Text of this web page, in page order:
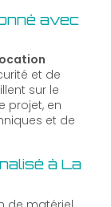
avec
et de
sur le
projet, en
et de
à La